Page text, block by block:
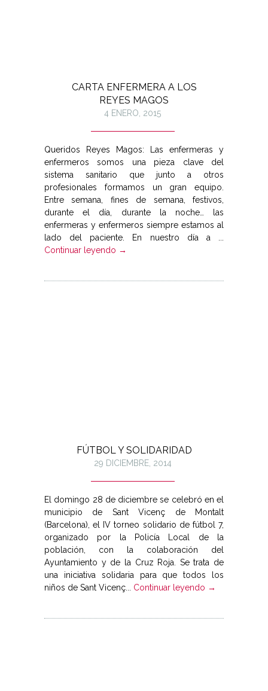
CARTA ENFERMERA A LOS
REYES MAGOS
4 ENERO, 2015
Queridos Reyes Magos: Las enfermeras y
enfermeros somos una pieza clave del
sistema sanitario que junto a otros
profesionales formamos un gran equipo.
Entre semana, fines de semana, festivos,
durante el día, durante la noche… las
enfermeras y enfermeros siempre estamos al
lado del paciente. En nuestro día a ...
Continuar leyendo →
FÚTBOL Y SOLIDARIDAD
29 DICIEMBRE, 2014
El domingo 28 de diciembre se celebró en el
municipio de Sant Vicenç de Montalt
(Barcelona), el IV torneo solidario de fútbol 7,
organizado por la Policía Local de la
población, con la colaboración del
Ayuntamiento y de la Cruz Roja. Se trata de
una iniciativa solidaria para que todos los
niños de Sant Vicenç... Continuar leyendo →